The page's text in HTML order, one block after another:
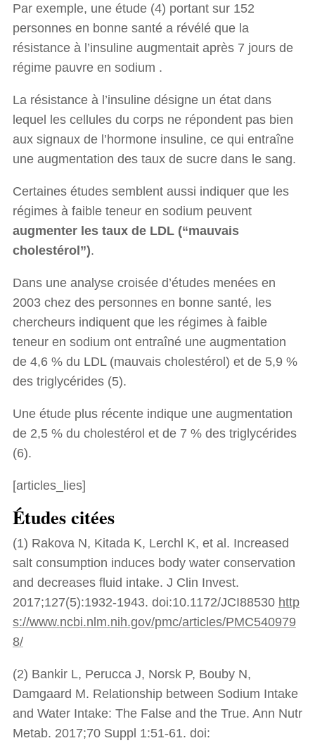
Par exemple, une étude (4) portant sur 152
personnes en bonne santé a révélé que la
résistance à l’insuline augmentait après 7 jours de
régime pauvre en sodium .
La résistance à l’insuline désigne un état dans
lequel les cellules du corps ne répondent pas bien
aux signaux de l’hormone insuline, ce qui entraîne
une augmentation des taux de sucre dans le sang.
Certaines études semblent aussi indiquer que les
régimes à faible teneur en sodium peuvent
augmenter les taux de LDL (“mauvais
cholestérol”).
Dans une analyse croisée d’études menées en
2003 chez des personnes en bonne santé, les
chercheurs indiquent que les régimes à faible
teneur en sodium ont entraîné une augmentation
de 4,6 % du LDL (mauvais cholestérol) et de 5,9 %
des triglycérides (5).
Une étude plus récente indique une augmentation
de 2,5 % du cholestérol et de 7 % des triglycérides
(6).
[articles_lies]
Études citées
(1) Rakova N, Kitada K, Lerchl K, et al. Increased
salt consumption induces body water conservation
and decreases fluid intake. J Clin Invest.
2017;127(5):1932-1943. doi:10.1172/JCI88530 http
s://www.ncbi.nlm.nih.gov/pmc/articles/PMC540979
8/
(2) Bankir L, Perucca J, Norsk P, Bouby N,
Damgaard M. Relationship between Sodium Intake
and Water Intake: The False and the True. Ann Nutr
Metab. 2017;70 Suppl 1:51-61. doi: